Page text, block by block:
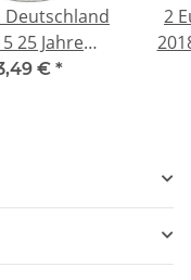
Deutschland
25 Jahre
Einheit Mz.
€ *
2